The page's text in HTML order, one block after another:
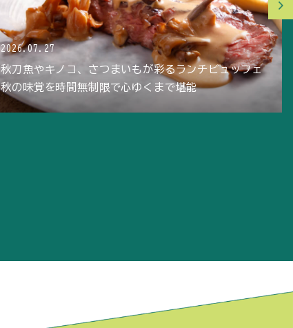
2026.05.26
ナイフを入れた瞬間とろりと卵が溢れるオムライス
や、
レモン香るパスタなどが選べる時間無制限夏のランチ